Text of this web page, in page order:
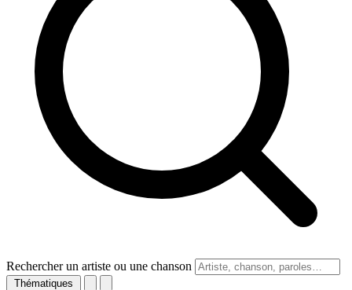
Rechercher un artiste ou une chanson
Thématiques